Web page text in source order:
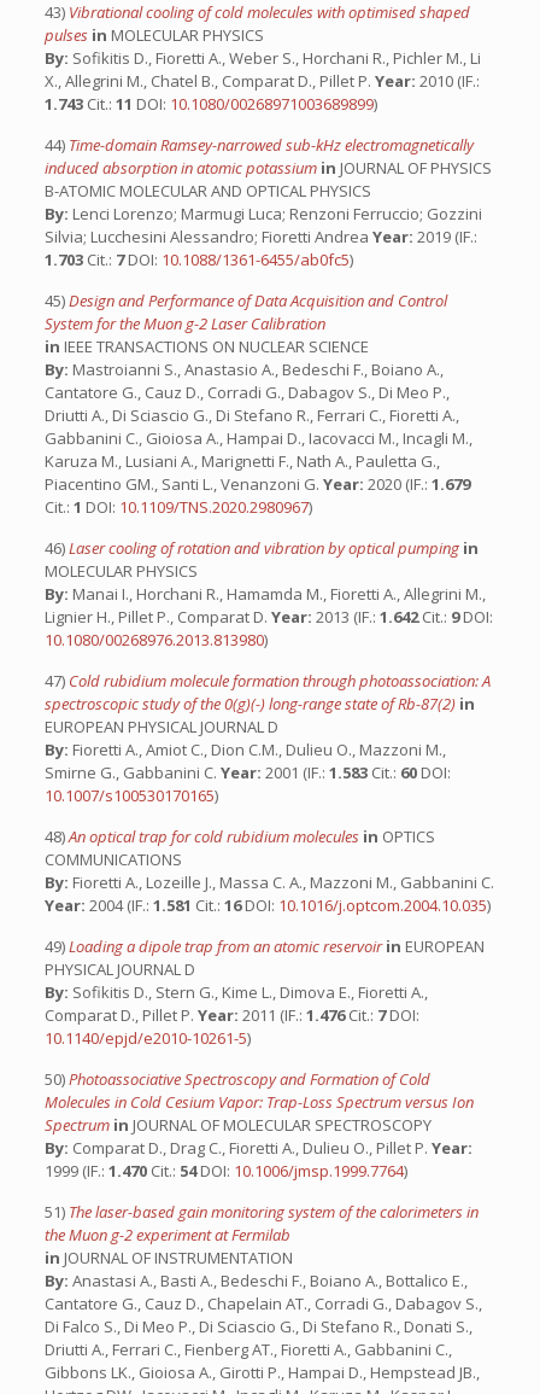
43) Vibrational cooling of cold molecules with optimised shaped
pulses in MOLECULAR PHYSICS
By: Sofikitis D., Fioretti A., Weber S., Horchani R., Pichler M., Li
X., Allegrini M., Chatel B., Comparat D., Pillet P. Year: 2010 (IF.:
1.743 Cit.: 11 DOI: 10.1080/00268971003689899)
44) Time-domain Ramsey-narrowed sub-kHz electromagnetically
induced absorption in atomic potassium in JOURNAL OF PHYSICS
B-ATOMIC MOLECULAR AND OPTICAL PHYSICS
By: Lenci Lorenzo; Marmugi Luca; Renzoni Ferruccio; Gozzini
Silvia; Lucchesini Alessandro; Fioretti Andrea Year: 2019 (IF.:
1.703 Cit.: 7DOI: 10.1088/1361-6455/ab0fc5)
45)Design and Performance of Data Acquisition and Control
System for the Muon g-2 Laser Calibration
in IEEE TRANSACTIONS ON NUCLEAR SCIENCE
By: Mastroianni S., Anastasio A., Bedeschi F., Boiano A.,
Cantatore G., Cauz D., Corradi G., Dabagov S., Di Meo P.,
Driutti A., Di Sciascio G., Di Stefano R., Ferrari C., Fioretti A.,
Gabbanini C., Gioiosa A., Hampai D., Iacovacci M., Incagli M.,
Karuza M., Lusiani A., Marignetti F., Nath A., Pauletta G.,
Piacentino GM., Santi L., Venanzoni G. Year: 2020 (IF.: 1.679
Cit.: 1 DOI: 10.1109/TNS.2020.2980967)
46)Laser cooling of rotation and vibration by optical pumping in
MOLECULAR PHYSICS
By: Manai I., Horchani R., Hamamda M., Fioretti A., Allegrini M.,
Lignier H., Pillet P., Comparat D. Year: 2013 (IF.: 1.642Cit.: 9DOI:
10.1080/00268976.2013.813980)
47) Cold rubidium molecule formation through photoassociation: A
spectroscopic study of the 0(g)(-) long-range state of Rb-87(2) in
EUROPEAN PHYSICAL JOURNAL D
By: Fioretti A., Amiot C., Dion C.M., Dulieu O., Mazzoni M.,
Smirne G., Gabbanini C. Year: 2001 (IF.: 1.583 Cit.: 60 DOI:
10.1007/s100530170165)
48)An optical trap for cold rubidium molecules in OPTICS
COMMUNICATIONS
By: Fioretti A., Lozeille J., Massa C. A., Mazzoni M., Gabbanini C.
Year: 2004 (IF.: 1.581 Cit.: 16DOI: 10.1016/j.optcom.2004.10.035)
49)Loading a dipole trap from an atomic reservoirin EUROPEAN
PHYSICAL JOURNAL D
By: Sofikitis D., Stern G., Kime L., Dimova E., Fioretti A.,
Comparat D., Pillet P. Year: 2011 (IF.: 1.476Cit.: 7DOI:
10.1140/epjd/e2010-10261-5)
50)Photoassociative Spectroscopy and Formation of Cold
Molecules in Cold Cesium Vapor: Trap-Loss Spectrum versus Ion
Spectrum in JOURNAL OF MOLECULAR SPECTROSCOPY
By: Comparat D., Drag C., Fioretti A., Dulieu O., Pillet P. Year:
1999 (IF.: 1.470 Cit.: 54DOI: 10.1006/jmsp.1999.7764)
51) The laser-based gain monitoring system of the calorimeters in
the Muon g-2 experiment at Fermilab
in JOURNAL OF INSTRUMENTATION
By: Anastasi A., Basti A., Bedeschi F., Boiano A., Bottalico E.,
Cantatore G., Cauz D., Chapelain AT., Corradi G., Dabagov S.,
Di Falco S., Di Meo P., Di Sciascio G., Di Stefano R., Donati S.,
Driutti A., Ferrari C., Fienberg AT., Fioretti A., Gabbanini C.,
Gibbons LK., Gioiosa A., Girotti P., Hampai D., Hempstead JB.,